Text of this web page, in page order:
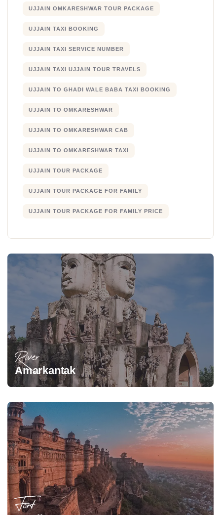
UJJAIN OMKARESHWAR TOUR PACKAGE
UJJAIN TAXI BOOKING
UJJAIN TAXI SERVICE NUMBER
UJJAIN TAXI UJJAIN TOUR TRAVELS
UJJAIN TO GHADI WALE BABA TAXI BOOKING
UJJAIN TO OMKARESHWAR
UJJAIN TO OMKARESHWAR CAB
UJJAIN TO OMKARESHWAR TAXI
UJJAIN TOUR PACKAGE
UJJAIN TOUR PACKAGE FOR FAMILY
UJJAIN TOUR PACKAGE FOR FAMILY PRICE
River
Amarkantak
Fort